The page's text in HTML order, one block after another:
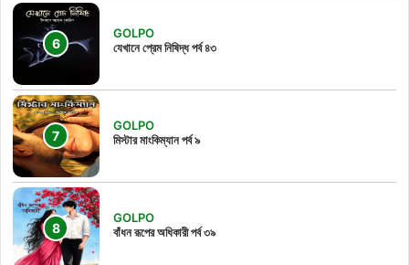
GOLPO
যেখানে প্রেম নিষিদ্ধ পর্ব ৪৩
GOLPO
মিস্টার মাংকিম্যান পর্ব ৯
GOLPO
বাঁধন রূপের অধিকারী পর্ব ৩৯